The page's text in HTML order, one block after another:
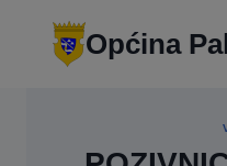
Općina